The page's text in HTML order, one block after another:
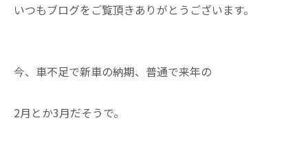
いつもブログをご覧頂きありがとうございます。
今、車不足で新車の納期、普通で来年の
2月とか3月だそうで。